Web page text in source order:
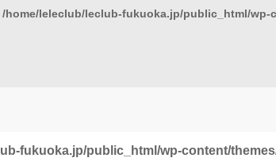
/home/leleclub/leclub-fukuoka.jp/public_html/wp-
fukuoka.jp/public_html/wp-content/